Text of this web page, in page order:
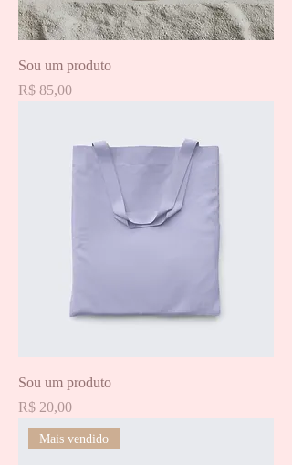
Sou um produto
Preço
R$ 85,00
Sou um produto
Preço
R$ 20,00
Mais vendido